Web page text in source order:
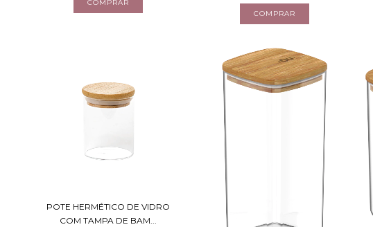
POTE HERMÉTICO DE VIDRO
COM TAMPA DE BAM...